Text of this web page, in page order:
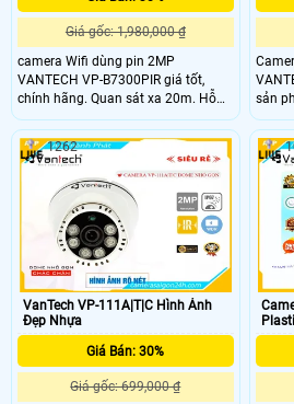
Giá gốc: 1,980,000 ₫
camera Wifi dùng pin 2MP
VANTECH VP-B7300PIR giá tốt,
chính hãng. Quan sát xa 20m. Hỗ
trợ khe cắm thẻ nhớ với dung lượng
lên đến 128GB.
sản
chất
lắp
thiện
VanTech VP-111A|T|C Hình Ảnh
Đẹp Nhựa
Giá Bán: 30%
Giá gốc: 699,000 ₫
1262